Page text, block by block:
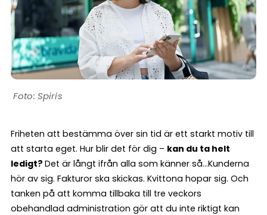
Spiris
Friheten att bestämma över sin tid är ett starkt motiv till
att starta eget. Hur blir det för dig – kan du ta helt
ledigt? Det är långt ifrån alla som känner så…Kunderna
hör av sig. Fakturor ska skickas. Kvittona hopar sig. Och
tanken på att komma tillbaka till tre veckors
obehandlad administration gör att du inte riktigt kan